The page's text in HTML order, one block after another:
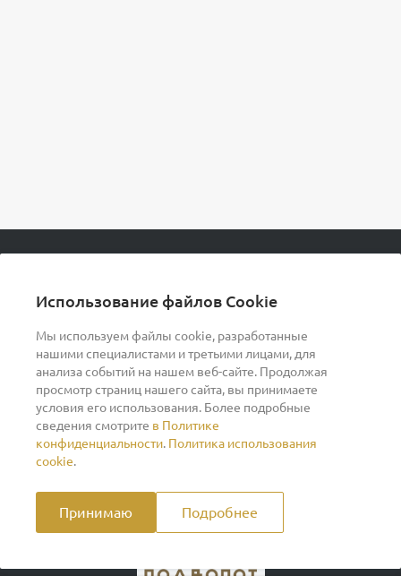
Использование файлов Cookie
Мы используем файлы cookie, разработанные
нашими специалистами и третьими лицами, для
анализа событий на нашем веб-сайте. Продолжая
просмотр страниц нашего сайта, вы принимаете
условия его использования. Более подробные
сведения смотрите в Политике
конфиденциальности. Политика использования
cookie.
Принимаю Подробнее
О компании
Помощь
Индивидуальный предприниматель Ильин Дмитрий
370260278346